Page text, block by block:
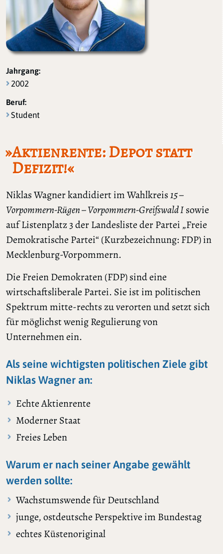
Jahrgang:
2002
Beruf:
Student
»Aktienrente: Depot statt
Defizit!«
Niklas Wagner kandidiert im Wahlkreis15 –
Vorpommern-Rügen – Vorpommern-Greifswald Isowie
auf Listenplatz 3 der Landesliste der Partei „Freie
Demokratische Partei“ (Kurzbezeichnung: FDP) in
Mecklenburg-Vorpommern.
Die Freien Demokraten (FDP) sind eine
wirtschaftsliberale Partei. Sie ist im politischen
Spektrum mitte-rechts zu verorten und setzt sich
für möglichst wenig Regulierung von
Unternehmen ein.
Als seine wichtigsten politischen Ziele gibt
Niklas Wagner an:
Echte Aktienrente
Moderner Staat
Freies Leben
Warum er nach seiner Angabe gewählt
werden sollte:
Wachstumswende für Deutschland
junge, ostdeutsche Perspektive im Bundestag
echtes Küstenoriginal